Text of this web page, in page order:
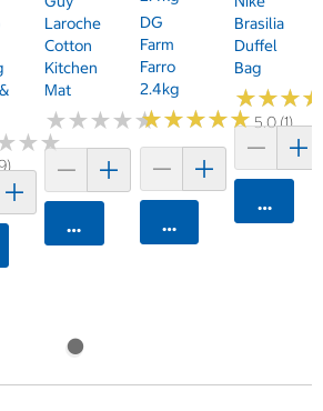
★★
★★
에 담기
Laroche
Cotton
Kitchen
Mat
★★★★★
★★★★★
카트에 담기
DG
Farm
Farro
2.4kg
★★★★★
★★★★★5.0 (1)
카트에 담기
Brasilia
Duffel
Bag
★★★
★★★
카트에